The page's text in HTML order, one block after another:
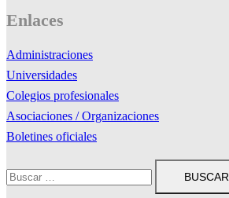
Enlaces
Administraciones
Universidades
Colegios profesionales
Asociaciones / Organizaciones
Boletines oficiales
Buscar: